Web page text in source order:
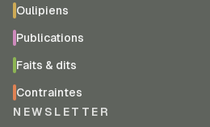
Oulipiens
Publications
Faits & dits
Contraintes
NEWSLETTER